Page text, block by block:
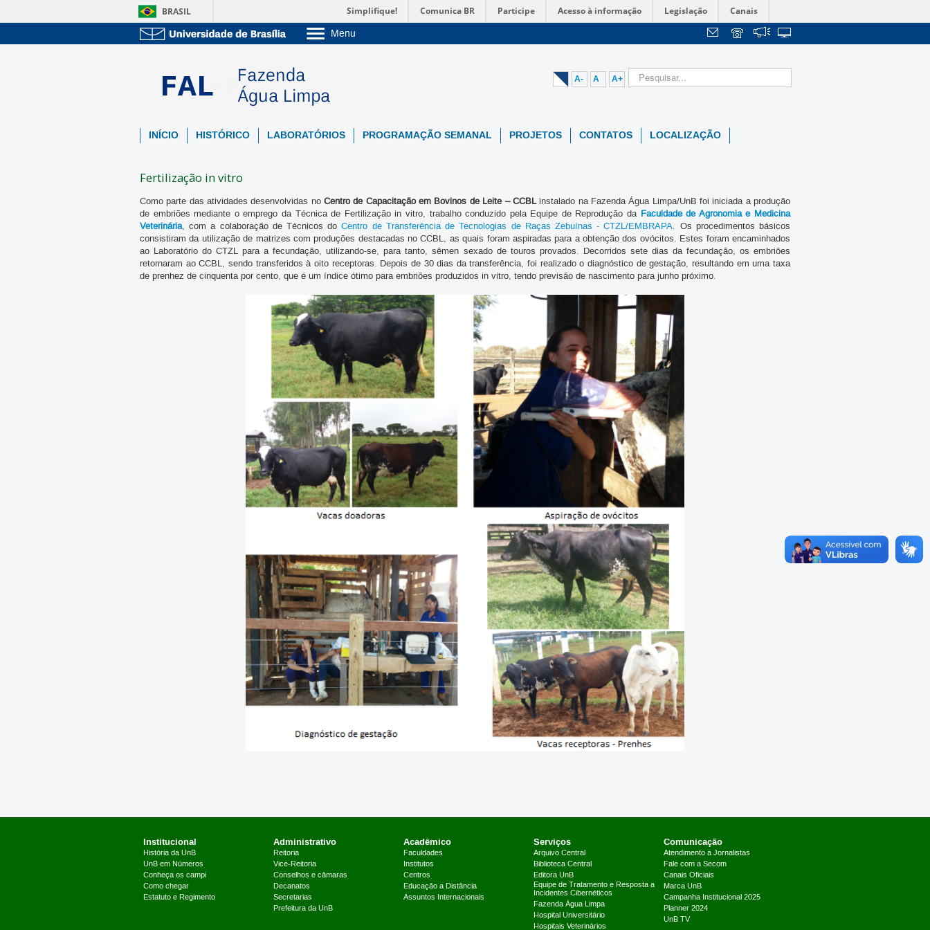
BRASIL Simplifique! Comunica BR Participe Acesso à informação Legislação Canais
Menu
Graduação
Pós-Graduação
Servidor
A- A A+
INÍCIO HISTÓRICO LABORATÓRIOS PROGRAMAÇÃO SEMANAL PROJETOS CONTATOS LOCALIZAÇÃO
Fertilização in vitro
Como parte das atividades desenvolvidas noCentro de Capacitação em Bovinos de Leite – CCBLinstalado na Fazenda Água Limpa/UnB foi iniciada a produção
de embriões mediante o emprego da Técnica de Fertilização in vitro, trabalho conduzido pela Equipe de Reprodução da Faculdade de Agronomia e Medicina
Veterinária, com a colaboração de Técnicos doCentro de Transferência de Tecnologias de Raças Zebuínas - CTZL/EMBRAPA. Os procedimentos básicos
consistiram da utilização de matrizes com produções destacadas no CCBL, as quais foram aspiradas para a obtenção dos ovócitos. Estes foram encaminhados
ao Laboratório do CTZL para a fecundação, utilizando-se, para tanto, sêmen sexado de touros provados. Decorridos sete dias da fecundação, os embriões
retornaram ao CCBL, sendo transferidos à oito receptoras. Depois de 30 dias da transferência, foi realizado o diagnóstico de gestação, resultando em uma taxa
de prenhez de cinquenta por cento, que é um índice ótimo para embriões produzidos in vitro, tendo previsão de nascimento para junho próximo.
Institucional
História da UnB
UnB em Números
Conheça os campi
Como chegar
Estatuto e Regimento
Administrativo
Reitoria
Vice-Reitoria
Conselhos e câmaras
Decanatos
Secretarias
Prefeitura da UnB
Acadêmico
Faculdades
Institutos
Centros
Educação a Distância
Assuntos Internacionais
Serviços
Arquivo Central
Biblioteca Central
Editora UnB
Equipe de Tratamento e Resposta a
Incidentes Cibernéticos
Fazenda Água Limpa
Hospital Universitário
Hospitais Veterinários
Comunicação
Atendimento a Jornalistas
Fale com a Secom
Canais Oficiais
Marca UnB
Campanha Institucional 2025
Planner 2024
UnB TV